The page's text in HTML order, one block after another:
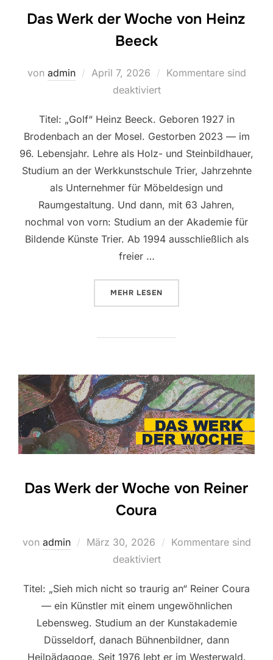
Das Werk der Woche von Heinz
Beeck
von admin
Veröffentlicht
April 7, 2026
Kommentare sind
deaktiviert
Titel: „Golf“ Heinz Beeck. Geboren 1927 in
Brodenbach an der Mosel. Gestorben 2023 — im
96. Lebensjahr. Lehre als Holz- und Steinbildhauer,
Studium an der Werkkunstschule Trier, Jahrzehnte
als Unternehmer für Möbeldesign und
Raumgestaltung. Und dann, mit 63 Jahren,
nochmal von vorn: Studium an der Akademie für
Bildende Künste Trier. Ab 1994 ausschließlich als
freier …
MEHR ÜBER „DAS WERK DER WOCHE
LESEN
Das Werk der Woche von Reiner
Coura
von admin
Veröffentlicht
März 30, 2026
Kommentare sind
deaktiviert
Titel: „Sieh mich nicht so traurig an“ Reiner Coura
— ein Künstler mit einem ungewöhnlichen
Lebensweg. Studium an der Kunstakademie
Düsseldorf, danach Bühnenbildner, dann
Heilpädagoge. Seit 1976 lebt er im Westerwald.